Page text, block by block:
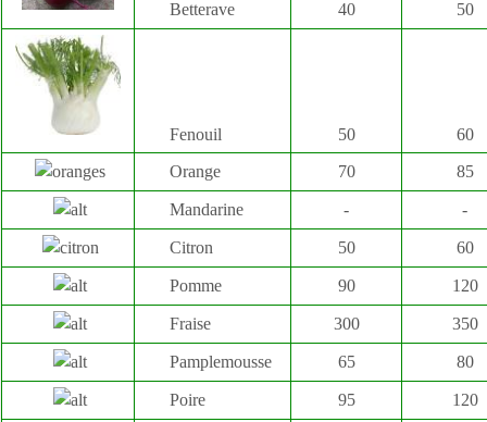
Betterave 40 50
Fenouil 50
60
Orange
70 85
Mandarine - -
Citron 50 60
Pomme 90 120
Fraise 300 350
Pamplemousse 65 80
Poire 95 120